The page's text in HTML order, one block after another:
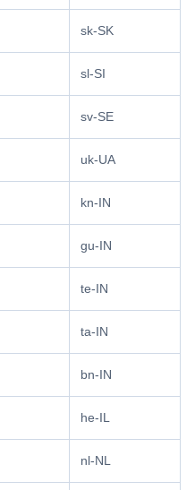
sk-SK
sl-SI
sv-SE
uk-UA
kn-IN
gu-IN
te-IN
ta-IN
bn-IN
he-IL
nl-NL